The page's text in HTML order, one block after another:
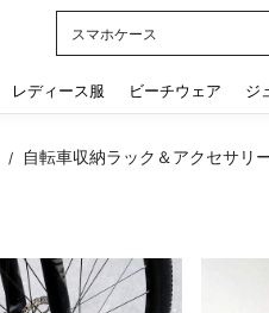
シール
レディース服 ビーチウェア ジ
/ 自転車収納ラック＆アクセサリ